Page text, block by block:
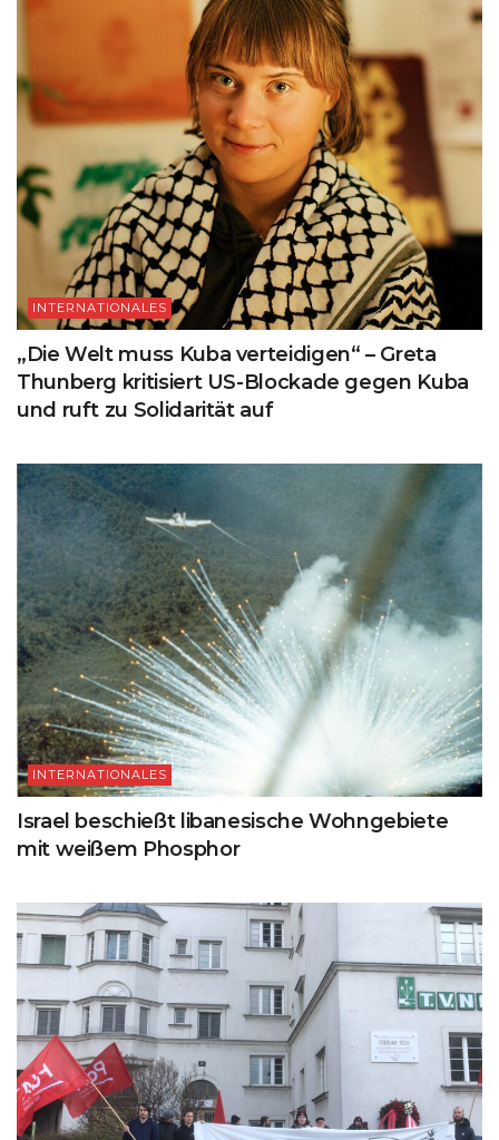
INTERNATIONALES
„Die Welt muss Kuba verteidigen“ – Greta
Thunberg kritisiert US-Blockade gegen Kuba
und ruft zu Solidarität auf
INTERNATIONALES
Israel beschießt libanesische Wohngebiete
mit weißem Phosphor